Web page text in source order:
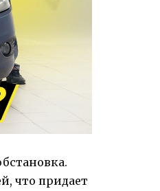
что придает